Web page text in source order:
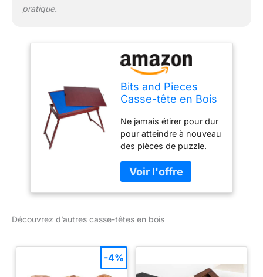
pratique.
Bits and Pieces
Casse-tête en Bois
Pliante Jigsaw
Puzzle Accessoires
de Table se Plie
pour Le Rangement
Facile
Ne jamais étirer pour dur
pour atteindre à nouveau
des pièces de puzzle.
renforcé pour une table
libre ou placer à plat sur
une table de votre
exclusif conçu sur
généreuse surface de
travail 64cm x 86cm
pour accueillir standards
Découvrez d’autres casse-têtes en bois
-4%